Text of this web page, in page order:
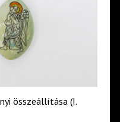
összeállítása (I.